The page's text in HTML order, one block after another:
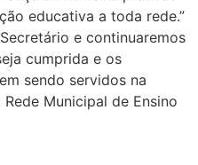
educativa a toda rede.”
e continuaremos
cumprida e os
sendo servidos na
Municipal de Ensino